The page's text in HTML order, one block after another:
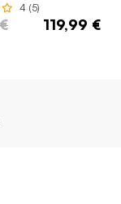
4 (5)
119,99 €